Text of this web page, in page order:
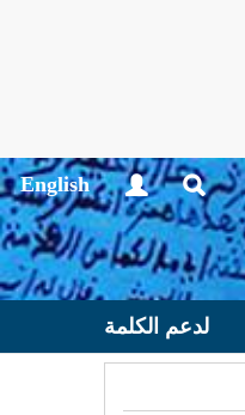
English
لدعم الكلمة